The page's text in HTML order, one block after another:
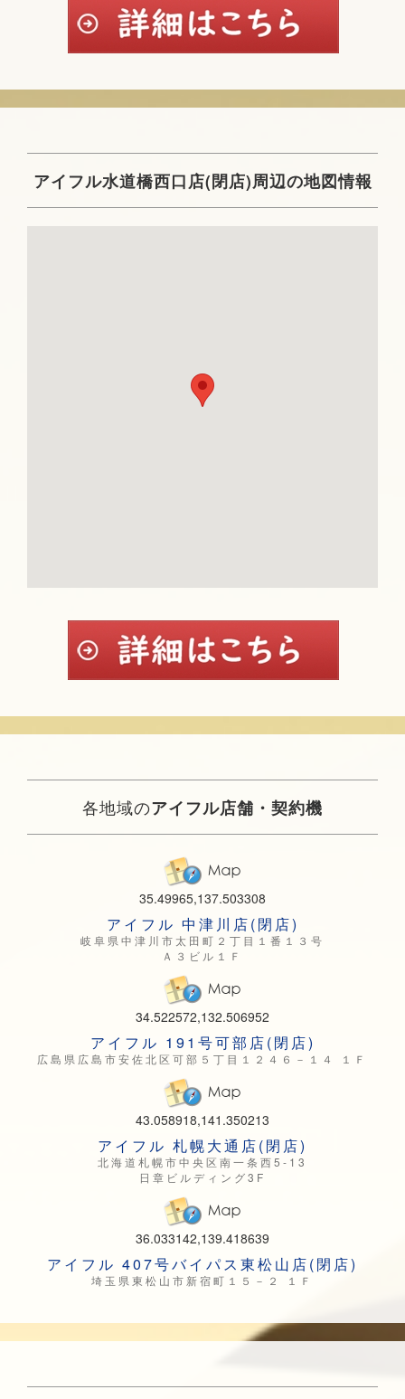
アイフル水道橋西口店(閉店)周辺の地図情報
各地域のアイフル店舗・契約機
35.49965,137.503308
アイフル 中津川店(閉店)
岐阜県中津川市太田町２丁目１番１３号
Ａ３ビル１Ｆ
34.522572,132.506952
アイフル 191号可部店(閉店)
広島県広島市安佐北区可部５丁目１２４６－１４ １Ｆ
43.058918,141.350213
アイフル 札幌大通店(閉店)
北海道札幌市中央区南一条西5-13
日章ビルディング3F
36.033142,139.418639
アイフル 407号バイパス東松山店(閉店)
埼玉県東松山市新宿町１５－２ １Ｆ